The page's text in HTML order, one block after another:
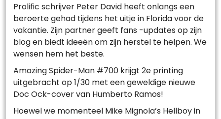
Prolific schrijver Peter David heeft onlangs een
beroerte gehad tijdens het uitje in Florida voor de
vakantie. Zijn partner geeft fans -updates op zijn
blog en biedt ideeën om zijn herstel te helpen. We
wensen hem het beste.
Amazing Spider-Man #700 krijgt 2e printing
uitgebracht op 1/30 met een geweldige nieuwe
Doc Ock-cover van Humberto Ramos!
Hoewel we momenteel Mike Mignola’s Hellboy in